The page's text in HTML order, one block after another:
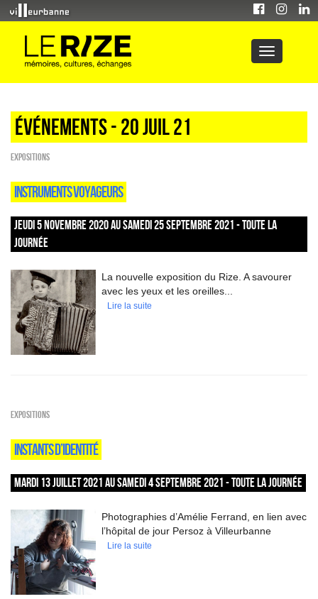
Événements - 20 Juil 21
EXPOSITIONS
INSTRUMENTS VOYAGEURS
JEUDI 5 NOVEMBRE 2020 AU SAMEDI 25 SEPTEMBRE 2021 - TOUTE LA
JOURNÉE
La nouvelle exposition du Rize. A savourer
avec les yeux et les oreilles...
Lire la suite
EXPOSITIONS
INSTANTS D’IDENTITÉ
MARDI 13 JUILLET 2021 AU SAMEDI 4 SEPTEMBRE 2021 - TOUTE LA JOURNÉE
Photographies d’Amélie Ferrand, en lien avec
l’hôpital de jour Persoz à Villeurbanne
Lire la suite